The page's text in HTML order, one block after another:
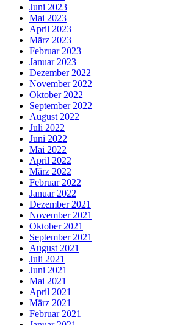
Juni 2023
Mai 2023
April 2023
März 2023
Februar 2023
Januar 2023
Dezember 2022
November 2022
Oktober 2022
September 2022
August 2022
Juli 2022
Juni 2022
Mai 2022
April 2022
März 2022
Februar 2022
Januar 2022
Dezember 2021
November 2021
Oktober 2021
September 2021
August 2021
Juli 2021
Juni 2021
Mai 2021
April 2021
März 2021
Februar 2021